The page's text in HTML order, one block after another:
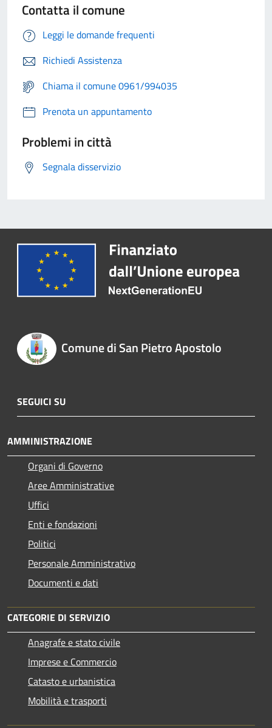
Contatta il comune
Leggi le domande frequenti
Richiedi Assistenza
Chiama il comune 0961/994035
Prenota un appuntamento
Problemi in città
Segnala disservizio
Comune di San Pietro Apostolo
SEGUICI SU
AMMINISTRAZIONE
Organi di Governo
Aree Amministrative
Uffici
Enti e fondazioni
Politici
Personale Amministrativo
Documenti e dati
CATEGORIE DI SERVIZIO
Anagrafe e stato civile
Imprese e Commercio
Catasto e urbanistica
Mobilità e trasporti